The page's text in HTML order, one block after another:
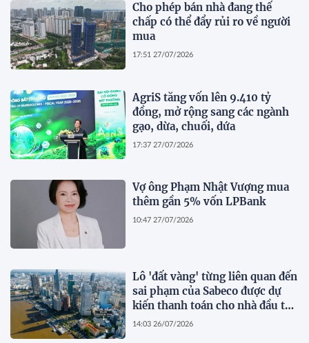
Cho phép bán nhà đang thế
chấp có thể đẩy rủi ro về người
mua
17:51 27/07/2026
AgriS tăng vốn lên 9.410 tỷ
đồng, mở rộng sang các ngành
gạo, dừa, chuối, dứa
17:37 27/07/2026
Vợ ông Phạm Nhật Vượng mua
thêm gần 5% vốn LPBank
10:47 27/07/2026
Lô 'đất vàng' từng liên quan đến
sai phạm của Sabeco được dự
kiến thanh toán cho nhà đầu tư
dự án cầu Cần Giờ
14:03 26/07/2026